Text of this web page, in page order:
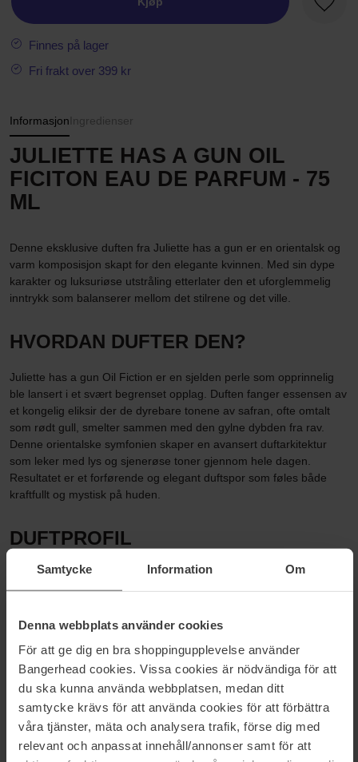
Samtycke Information Om
Denna webbplats använder cookies
För att ge dig en bra shoppingupplevelse använder
Bangerhead cookies. Vissa cookies är nödvändiga för att
du ska kunna använda webbplatsen, medan ditt
samtycke krävs för att använda cookies för att förbättra
våra tjänster, mäta och analysera trafik, förse dig med
relevant och anpassat innehåll/annonser samt för att
Finnes på lager
Fri frakt over 399 kr
Informasjon Ingredienser
JULIETTE HAS A GUN OIL
FICITON EAU DE PARFUM - 75
ML
Denne eksklusive duften fra Juliette has a gun er en orientalsk og
varm komposisjon skapt for den elegante kvinnen. Med sin dype
karakter og luksuriøse utstråling etterlater den et uforglemmelig
inntrykk som balanserer mellom det stilrene og det ville.
HVORDAN DUFTER DEN?
Juliette has a gun Oil Fiction er en sjelden perle som opprinnelig
ble lansert i et svært begrenset opplag. Duften fanger essensen av
et kongelig eliksir der de dyrebare tonene av safran, ofte omtalt
som rødt gull, smelter sammen med den gylne dybden fra rav.
Denne orientalske symfonien skaper en avansert duftarkitektur
som leker med lys og sjenerøse toner gjennom hele dagen.
Resultatet er et forførende og elegant duftspor som føles både
kraftfullt og mystisk på huden.
DUFTPROFIL
Varm · Orientalsk · Krydret
PASSER FOR
Orientalske dufter · Kveldstid · Spesielle anledninger ·
Selvsikkerhet
HVA GJØR DEN UNIK?